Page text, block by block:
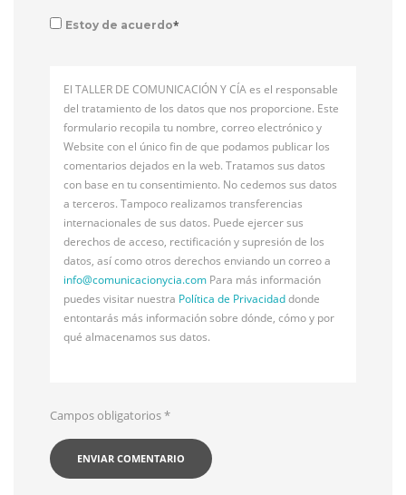
Estoy de acuerdo*
El TALLER DE COMUNICACIÓN Y CÍA es el responsable
del tratamiento de los datos que nos proporcione. Este
formulario recopila tu nombre, correo electrónico y
Website con el único fin de que podamos publicar los
comentarios dejados en la web. Tratamos sus datos
con base en tu consentimiento. No cedemos sus datos
a terceros. Tampoco realizamos transferencias
internacionales de sus datos. Puede ejercer sus
derechos de acceso, rectificación y supresión de los
datos, así como otros derechos enviando un correo a
info@comunicacionycia.com Para más información
puedes visitar nuestra Política de Privacidaddonde
entontarás más información sobre dónde, cómo y por
qué almacenamos sus datos.
Campos obligatorios*